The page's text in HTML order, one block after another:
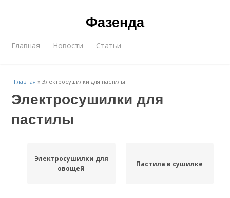
Фазенда
Главная Новости Статьи
Главная »Электросушилки для пастилы
Электросушилки для
пастилы
Электросушилки для
овощей
Пастила в сушилке